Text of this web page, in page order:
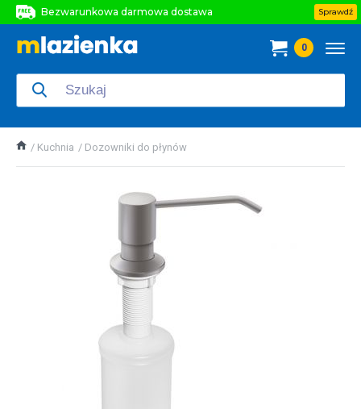
Bezwarunkowa darmowa dostawa
Bezwarunkowa darmowa dostawa
Sprawdź
0
Kuchnia Dozowniki do płynów